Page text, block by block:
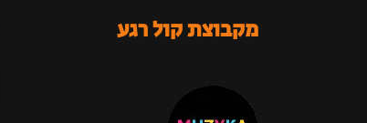
מקבוצת קול רגע